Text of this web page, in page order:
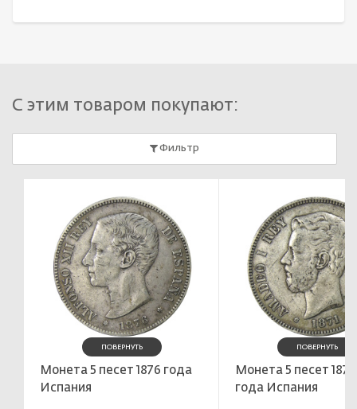
С этим товаром покупают:
Фильтр
ПОВЕРНУТЬ
Монета 5 песет 1876 года
Испания
ПОВЕРНУТЬ
Монета 5 песет
года Испания